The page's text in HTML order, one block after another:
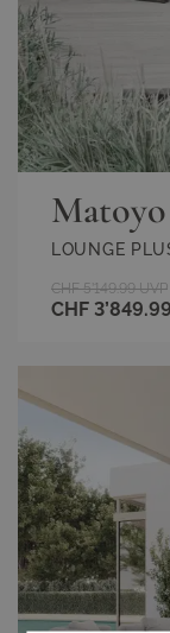
LOUNGE
CHF 3’849.99
CHF 5’149.99 UVP